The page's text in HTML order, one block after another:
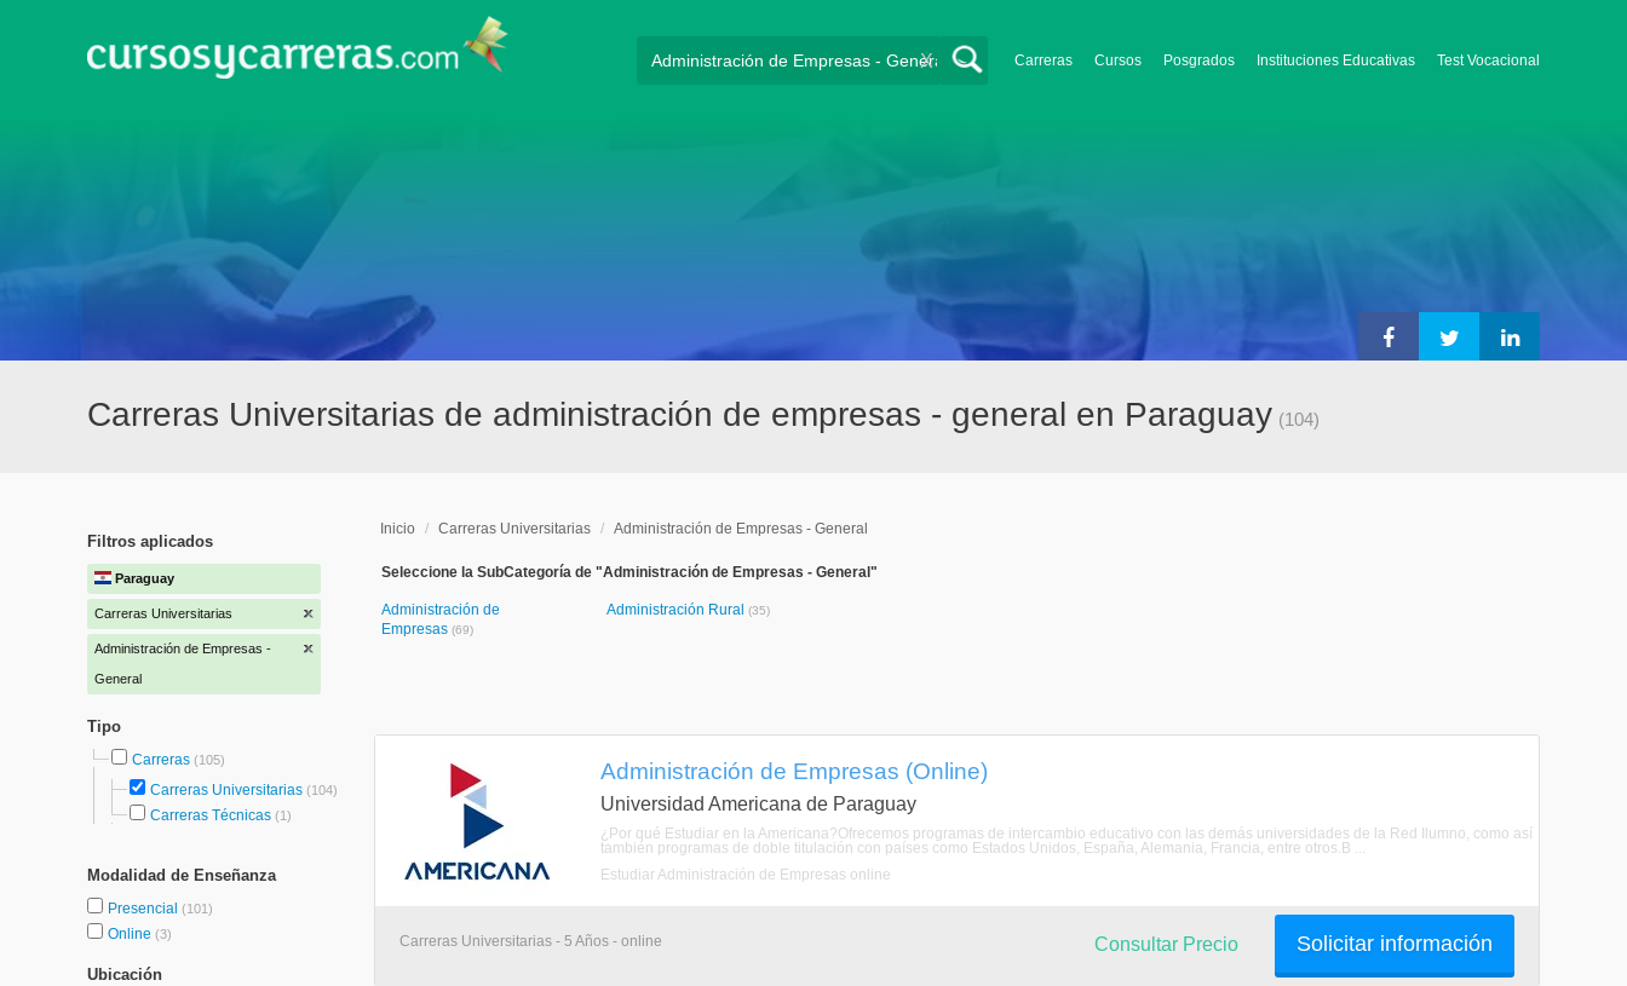
Carreras Cursos Posgrados Instituciones Educativas Test Vocacional
X
Carreras Universitarias de administración de empresas - general en Paraguay (104)
Filtros aplicados
Paraguay
Carreras Universitarias
Administración de Empresas -
General
Tipo
Carreras (105)
Carreras Universitarias (104)
Carreras Técnicas (1)
Modalidad de Enseñanza
Presencial (101)
Online (3)
Ubicación
Inicio / Carreras Universitarias / Administración de Empresas - General
Seleccione la SubCategoría de "Administración de Empresas - General"
Administración de
Empresas (69)
Administración Rural (35)
Administración de Empresas (Online)
Universidad Americana de Paraguay
¿Por qué Estudiar en la Americana?Ofrecemos programas de intercambio educativo con las demás universidades de la Red Ilumno, como así
también programas de doble titulación con países como Estados Unidos, España, Alemania, Francia, entre otros.B ...
Estudiar Administración de Empresas online
Carreras Universitarias - 5 Años - online Solicitar información
Consultar Precio